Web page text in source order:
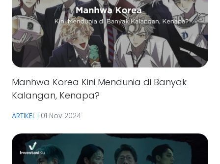
Manhwa Korea Kini Mendunia di Banyak
Kalangan, Kenapa?
ARTIKEL 01 Nov 2024